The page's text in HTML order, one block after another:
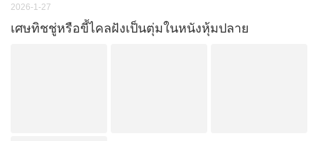
2026-1-27
เศษทิชชู่หรือขี้ไคลฝังเป็นตุ่มในหนังหุ้มปลาย